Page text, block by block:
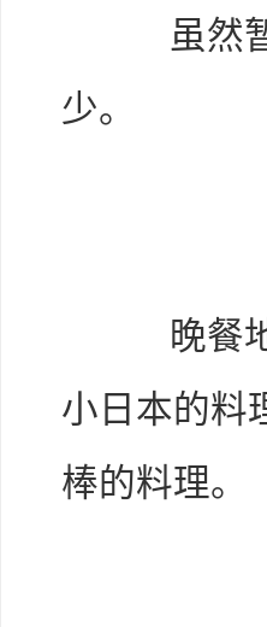
虽然暂
少。
晚餐地
小日本的料
棒的料理。